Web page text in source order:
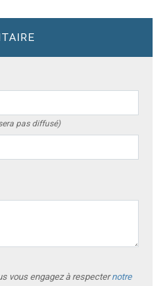
pas diffusé)
vous engagez à respecternotre